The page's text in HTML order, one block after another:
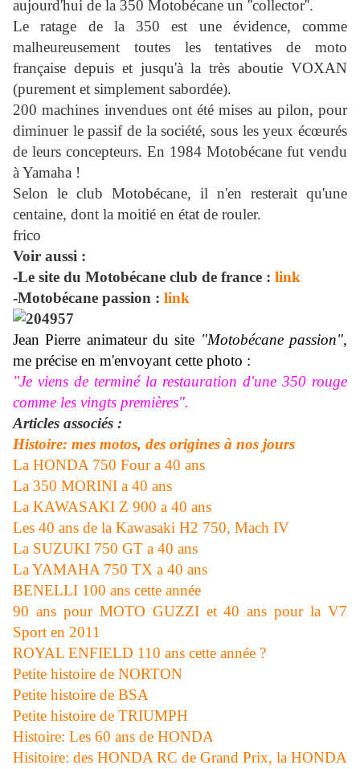
aujourd'hui de la 350 Motobécane un ''collector''.
Le ratage de la 350 est une évidence, comme
malheureusement toutes les tentatives de moto
française depuis et jusqu'à la très aboutie VOXAN
(purement et simplement sabordée).
200 machines invendues ont été mises au pilon, pour
diminuer le passif de la société, sous les yeux écœurés
de leurs concepteurs. En 1984 Motobécane fut vendu
à Yamaha !
Selon le club Motobécane, il n'en resterait qu'une
centaine, dont la moitié en état de rouler.
frico
Voir aussi :
-Le site du Motobécane club de france : link
-Motobécane passion : link
Jean Pierre animateur du site "Motobécane passion",
me précise en m'envoyant cette photo :
"Je viens de terminé la restauration d'une 350 rouge
comme les vingts premières".
Articles associés :
Histoire: mes motos, des origines à nos jours
La HONDA 750 Four a 40 ans
La 350 MORINI a 40 ans
La KAWASAKI Z 900 a 40 ans
Les 40 ans de la Kawasaki H2 750, Mach IV
La SUZUKI 750 GT a 40 ans
La YAMAHA 750 TX a 40 ans
BENELLI 100 ans cette année
90 ans pour MOTO GUZZI et 40 ans pour la V7
Sport en 2011
ROYAL ENFIELD 110 ans cette année ?
Petite histoire de NORTON
Petite histoire de BSA
Petite histoire de TRIUMPH
Histoire: Les 60 ans de HONDA
Hisitoire: des HONDA RC de Grand Prix, la HONDA